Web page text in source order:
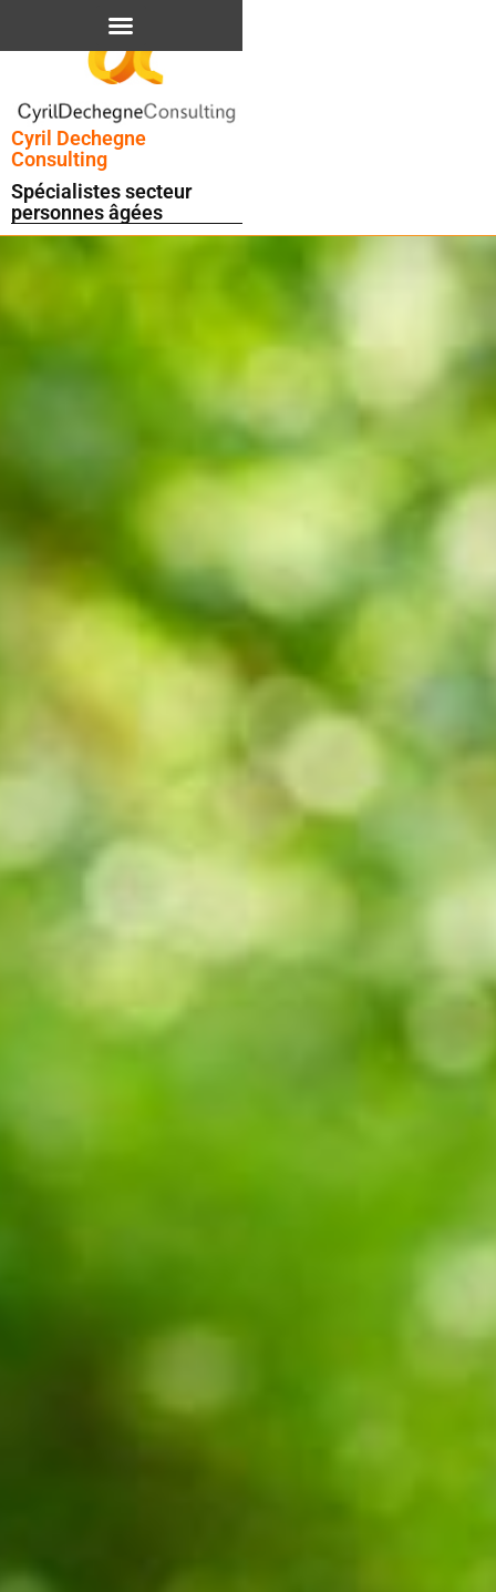
Cyril Dechegne
Consulting
Spécialistes secteur
personnes âgées